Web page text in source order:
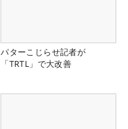
パターこじらせ記者が
「TRTL」で大改善